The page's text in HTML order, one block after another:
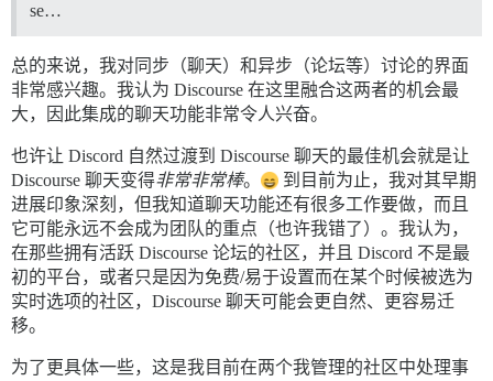
se…
总的来说，我对同步（聊天）和异步（论坛等）讨论的界面
非常感兴趣。我认为 Discourse 在这里融合这两者的机会最
大，因此集成的聊天功能非常令人兴奋。
也许让 Discord 自然过渡到 Discourse 聊天的最佳机会就是让
Discourse 聊天变得非常非常棒。
到目前为止，我对其早期
进展印象深刻，但我知道聊天功能还有很多工作要做，而且
它可能永远不会成为团队的重点（也许我错了）。我认为，
在那些拥有活跃 Discourse 论坛的社区，并且 Discord 不是最
初的平台，或者只是因为免费/易于设置而在某个时候被选为
实时选项的社区，Discourse 聊天可能会更自然、更容易迁
移。
为了更具体一些，这是我目前在两个我管理的社区中处理事